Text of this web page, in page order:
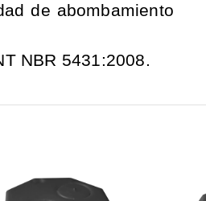
de abombamiento
NBR 5431:2008.